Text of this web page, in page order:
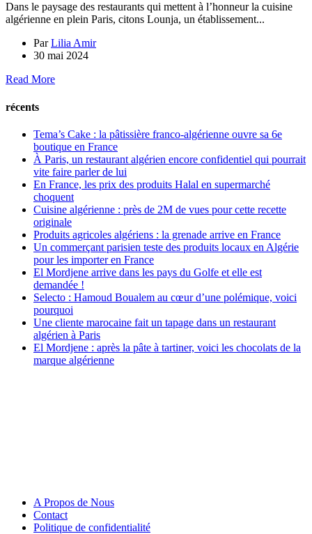
Dans le paysage des restaurants qui mettent à l’honneur la cuisine
algérienne en plein Paris, citons Lounja, un établissement...
ParLilia Amir
30 mai 2024
Read More
récents
Tema’s Cake : la pâtissière franco-algérienne ouvre sa 6e
boutique en France
À Paris, un restaurant algérien encore confidentiel qui pourrait
vite faire parler de lui
En France, les prix des produits Halal en supermarché
choquent
Cuisine algérienne : près de 2M de vues pour cette recette
originale
Produits agricoles algériens : la grenade arrive en France
Un commerçant parisien teste des produits locaux en Algérie
pour les importer en France
El Mordjene arrive dans les pays du Golfe et elle est
demandée !
Selecto : Hamoud Boualem au cœur d’une polémique, voici
pourquoi
Une cliente marocaine fait un tapage dans un restaurant
algérien à Paris
El Mordjene : après la pâte à tartiner, voici les chocolats de la
marque algérienne
A Propos de Nous
Contact
Politique de confidentialité